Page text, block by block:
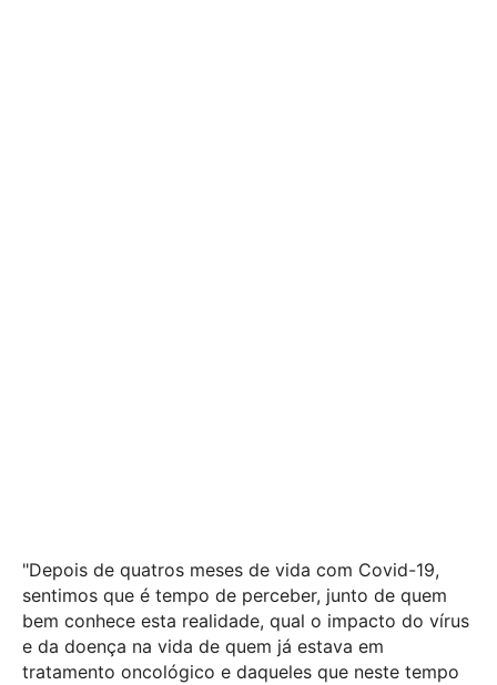
"Depois de quatros meses de vida com Covid-19,
sentimos que é tempo de perceber, junto de quem
bem conhece esta realidade, qual o impacto do vírus
e da doença na vida de quem já estava em
tratamento oncológico e daqueles que neste tempo